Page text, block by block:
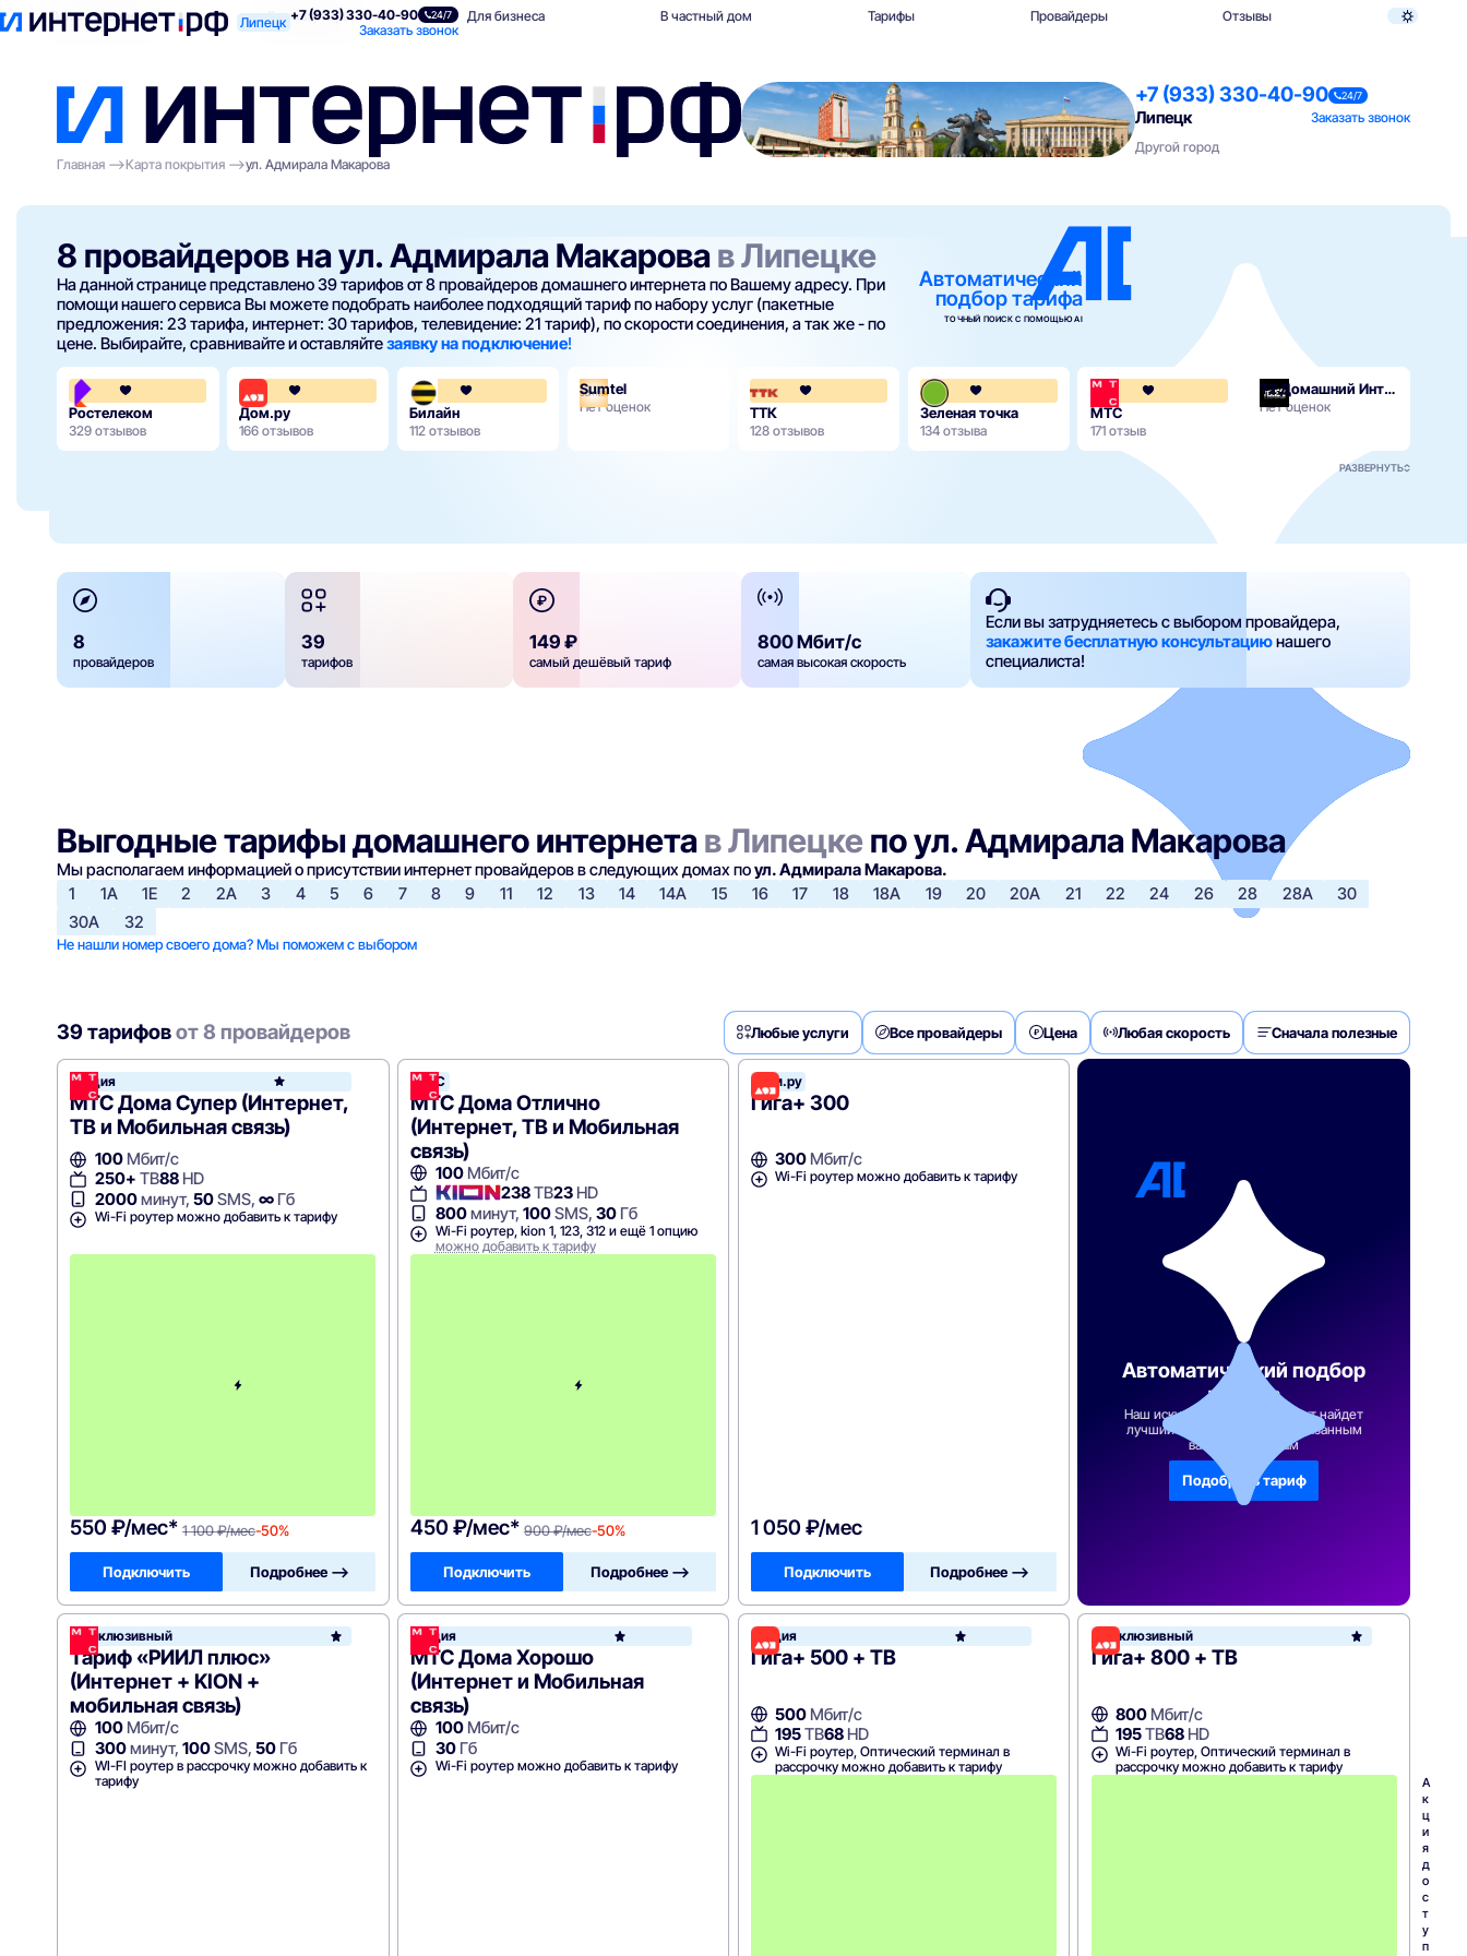
Липецк +7 (933) 330-40-90 24/7
Заказать звонок
Поиск по адресу Для квартиры Для бизнеса В частный дом Тарифы Провайдеры Отзывы
+7 (933) 330-40-90 24/7
Липецк
Заказать звонок
Другой город
Главная
Карта покрытия ул. Адмирала Макарова
8 провайдеров на ул. Адмирала Макаровав Липецке
На данной странице представлено 39 тарифов от 8 провайдеров домашнего интернета по Вашему адресу. При
помощи нашего сервиса Вы можете подобрать наиболее подходящий тариф по набору услуг (пакетные
предложения: 23 тарифа, интернет: 30 тарифов, телевидение: 21 тариф), по скорости соединения, а так же - по
цене. Выбирайте, сравнивайте и оставляйтезаявку на подключение!
Автоматический
подбор тарифа
ТОЧНЫЙ ПОИСК С ПОМОЩЬЮ AI
3.8
Ростелеком
329 отзывов
4.3
Дом.ру
166 отзывов
Билайн
112 отзывов
Sumtel
Нет оценок
4.2
ТТК
128 отзывов
4.3
Зеленая точка
134 отзыва
4.1
МТС
171 отзыв
Т2 Домашний Интернет
Нет оценок
РАЗВЕРНУТЬ
8
провайдеров
39
тарифов
149 ₽
самый дешёвый тариф
800 Мбит/с
самая высокая скорость
Если вы затрудняетесь с выбором провайдера,
закажите бесплатную консультациюнашего
специалиста!
Выгодные тарифы домашнего интернетав Липецкепо ул. Адмирала Макарова
Мы располагаем информацией о присутствии интернет провайдеров в следующих домах поул. Адмирала Макарова.
1
1А 1Е 2 2А 3 4 5 6 7 8 9 11 12 13 14 14А 15 16 17 18 18А 19 20 20А 21 22 24 26 28 28А
30
30А
32
Не нашли номер своего дома? Мы поможем с выбором
39 тарифовот 8 провайдеров Любые услуги Все провайдеры Цена Любая скорость Сначала полезные
Акция МТС
МТС Дома Супер (Интернет,
ТВ и Мобильная связь)
100Мбит/с
250+ ТВ88HD
2000минут, 50SMS, ∞Гб
Wi-Fi роутер можно добавить к тарифу
П
550 ₽/мес* 1 100 ₽/мес-50%
Подключить Подробнее —>
МТС
МТС Дома Отлично
(Интернет, ТВ и Мобильная
связь)
100Мбит/с
238ТВ23HD
800минут, 100SMS, 30Гб
Wi-Fi роутер, kion 1, 123, 312 и ещё 1 опцию
можно добавить к тарифу
450 ₽/мес* 900 ₽/мес-50%
Подключить Подробнее —>
Дом.ру
Гига+ 300
300 Мбит/с
Wi-Fi роутер можно добавить к тарифу
1 050 ₽/мес
Подключить Подробнее —>
Автоматический подбор
тарифа
Наш искусственный интеллект найдет
лучший тарифный план по указанным
вами параметрам
Подобрать тариф
Эксклюзивный
Тариф «РИИЛ плюс»
(Интернет + KION +
мобильная связь)
100Мбит/с
300минут, 100SMS, 50Гб
WI-FI роутер в рассрочку можно добавить к
тарифу
Акция МТС
МТС Дома Хорошо
(Интернет и Мобильная
связь)
100Мбит/с
30Гб
Wi-Fi роутер можно добавить к тарифу
Акция Дом.ру
Гига+ 500 + ТВ
500 Мбит/с
195ТВ68 HD
Wi-Fi роутер, Оптический терминал в
рассрочку можно добавить к тарифу
Эксклюзивный
Гига+ 800 + ТВ
800 Мбит/с
195ТВ68 HD
Wi-Fi роутер, Оптический терминал в
рассрочку можно добавить к тарифу
А
к
ц
и
я
д
о
с
т
у
п